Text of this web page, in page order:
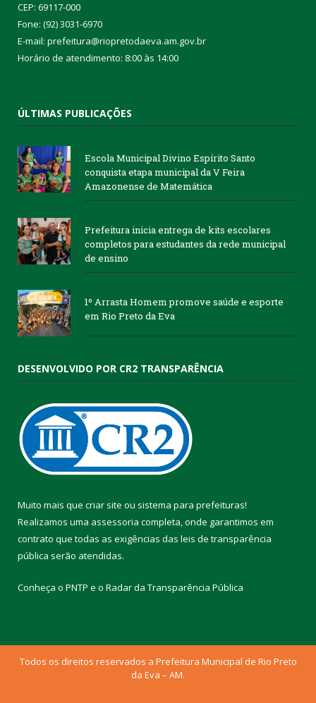
CEP: 69117-000
Fone: (92) 3031-6970
E-mail: prefeitura@riopretodaeva.am.gov.br
Horário de atendimento: 8:00 às 14:00
ÚLTIMAS PUBLICAÇÕES
Escola Municipal Divino Espírito Santo
conquista etapa municipal da V Feira
Amazonense de Matemática
Prefeitura inicia entrega de kits escolares
completos para estudantes da rede municipal
de ensino
1º Arrasta Homem promove saúde e esporte
em Rio Preto da Eva
DESENVOLVIDO POR CR2 TRANSPARÊNCIA
Muito mais que criar site ou sistema para prefeituras!
Realizamos uma assessoria completa, onde garantimos em
contrato que todas as exigências das leis de transparência
pública serão atendidas.
Conheça o PNTP e o Radar da Transparência Pública
Todos os direitos reservados a Prefeitura Municipal de Rio Preto
da Eva – AM.